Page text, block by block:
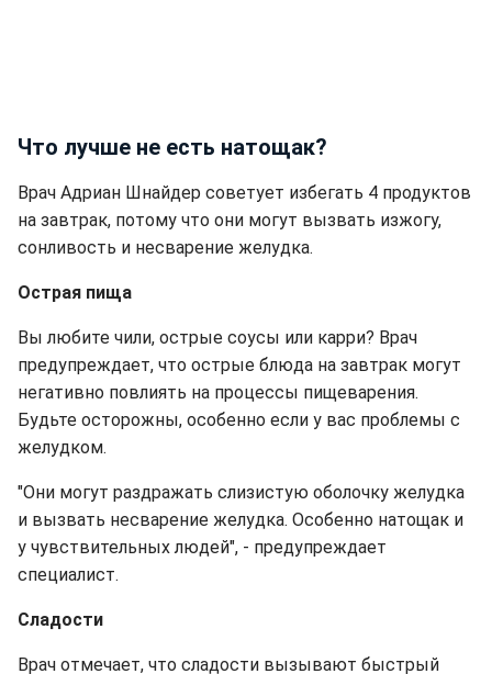
Что лучше не есть натощак?
Врач Адриан Шнайдер советует избегать 4 продуктов
на завтрак, потому что они могут вызвать изжогу,
сонливость и несварение желудка.
Острая пища
Вы любите чили, острые соусы или карри? Врач
предупреждает, что острые блюда на завтрак могут
негативно повлиять на процессы пищеварения.
Будьте осторожны, особенно если у вас проблемы с
желудком.
"Они могут раздражать слизистую оболочку желудка
и вызвать несварение желудка. Особенно натощак и
у чувствительных людей", - предупреждает
специалист.
Сладости
Врач отмечает, что сладости вызывают быстрый